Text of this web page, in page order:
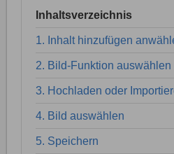
Inhaltsverzeichnis
1. Inhalt hinzufügen
2. Bild-Funktion auswählen
3. Hochladen oder
4. Bild auswählen
5. Speichern